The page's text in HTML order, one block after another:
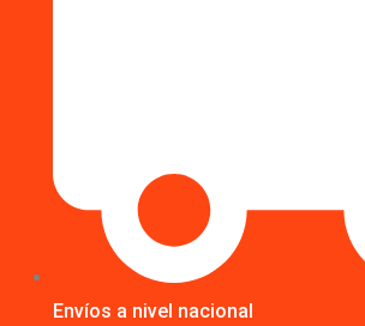
Envíos a nivel nacional